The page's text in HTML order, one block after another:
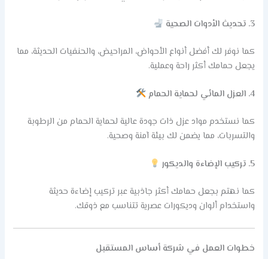
3. تحديث الأدوات الصحية
كما نوفر لك أفضل أنواع الأحواض، المراحيض، والحنفيات الحديثة، مما
يجعل حمامك أكثر راحة وعملية.
4. العزل المائي لحماية الحمام
كما نستخدم مواد عزل ذات جودة عالية لحماية الحمام من الرطوبة
والتسربات، مما يضمن لك بيئة آمنة وصحية.
5. تركيب الإضاءة والديكور
كما نهتم بجعل حمامك أكثر جاذبية عبر تركيب إضاءة حديثة
واستخدام ألوان وديكورات عصرية تتناسب مع ذوقك.
خطوات العمل في شركة أساس المستقبل